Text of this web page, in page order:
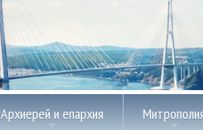
Архиерей и епархия